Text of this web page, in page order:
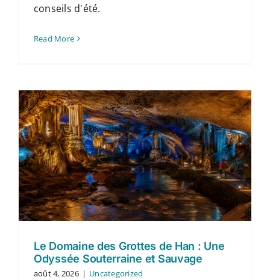
conseils d'été.
Read More
Le Domaine des Grottes de Han : Une
Odyssée Souterraine et Sauvage
août 4, 2026 | Uncategorized